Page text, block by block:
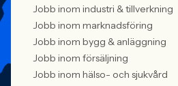
Jobb inom industri & tillverkning
Jobb inom marknadsföring
Jobb inom bygg & anläggning
Jobb inom försäljning
Jobb inom hälso- och sjukvård